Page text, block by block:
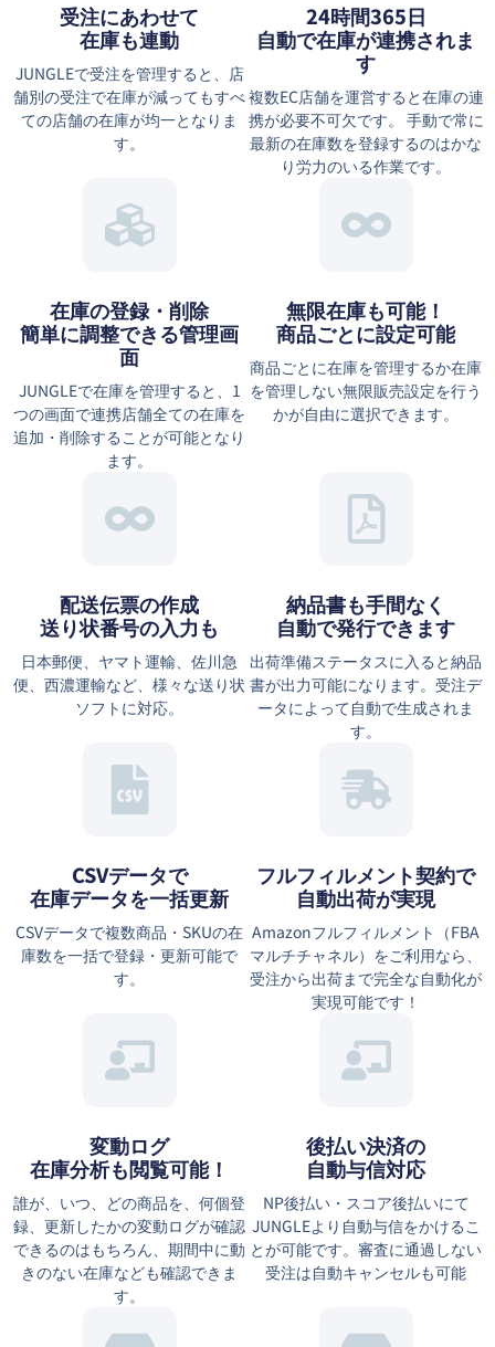
受注にあわせて
在庫も連動
JUNGLEで受注を管理すると、店
舗別の受注で在庫が減ってもすべ
ての店舗の在庫が均一となりま
す。
24時間365日
自動で在庫が連携されま
す
複数EC店舗を運営すると在庫の連
携が必要不可欠です。 手動で常に
最新の在庫数を登録するのはかな
り労力のいる作業です。
在庫の登録・削除
簡単に調整できる管理画
面
JUNGLEで在庫を管理すると、1
つの画面で連携店舗全ての在庫を
追加・削除することが可能となり
ます。
無限在庫も可能！
商品ごとに設定可能
商品ごとに在庫を管理するか在庫
を管理しない無限販売設定を行う
かが自由に選択できます。
配送伝票の作成
送り状番号の入力も
日本郵便、ヤマト運輸、佐川急
便、西濃運輸など、様々な送り状
ソフトに対応。
納品書も手間なく
自動で発行できます
出荷準備ステータスに入ると納品
書が出力可能になります。受注デ
ータによって自動で生成されま
す。
CSVデータで
在庫データを一括更新
CSVデータで複数商品・SKUの在
庫数を一括で登録・更新可能で
す。
フルフィルメント契約で
自動出荷が実現
Amazonフルフィルメント（FBA
マルチチャネル）をご利用なら、
受注から出荷まで完全な自動化が
実現可能です！
変動ログ
在庫分析も閲覧可能！
誰が、いつ、どの商品を、何個登
録、更新したかの変動ログが確認
できるのはもちろん、期間中に動
きのない在庫なども確認できま
す。
後払い決済の
自動与信対応
NP後払い・スコア後払いにて
JUNGLEより自動与信をかけるこ
とが可能です。審査に通過しない
受注は自動キャンセルも可能